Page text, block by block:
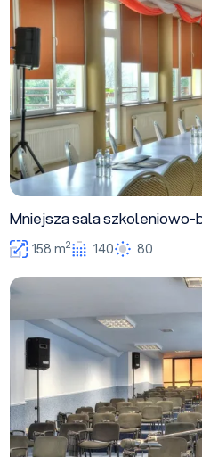
Mniejsza sala szkoleniowo-
158 m2 140 80
Sala Audio